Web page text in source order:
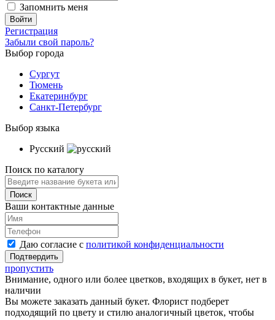
Запомнить меня
Регистрация
Забыли свой пароль?
Выбор города
Сургут
Тюмень
Екатеринбург
Санкт-Петербург
Выбор языка
Русский
Поиск по каталогу
Ваши контактные данные
Даю согласие с политикой конфиденциальности
пропустить
Внимание, одного или более цветков, входящих в букет, нет в
наличии
Вы можете заказать данный букет. Флорист подберет
подходящий по цвету и стилю аналогичный цветок, чтобы